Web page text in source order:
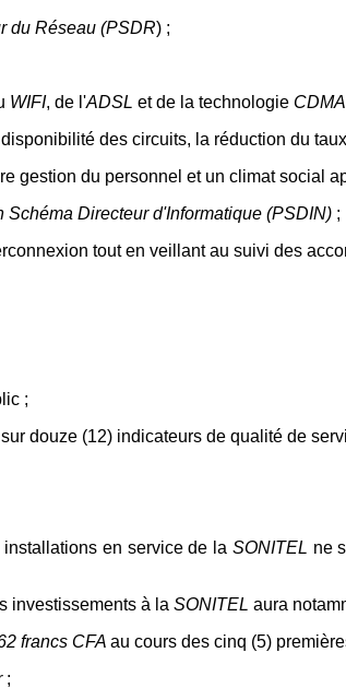
du Réseau (PSDR) ;
WIFI, de l'ADSL et de la technologie CDMA
des circuits, la réduction du
gestion du personnel et un climat social
Schéma Directeur d'Informatique (PSDIN) ;
tout en veillant au suivi des
;
douze (12) indicateurs de qualité de
en service de la SONITEL ne
investissements à la SONITEL aura
francs CFA au cours des cinq (5)
;